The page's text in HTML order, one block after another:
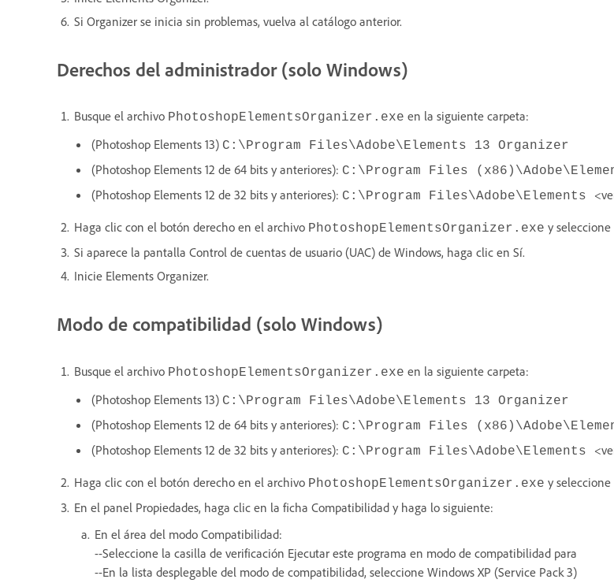
Si Organizer se inicia sin problemas, vuelva al catálogo anterior.
Derechos del administrador (solo Windows)
Busque el archivo PhotoshopElementsOrganizer.exe en la siguiente carpeta:
(Photoshop Elements 13) C:\Program Files\Adobe\Elements 13 Organizer
(Photoshop Elements 12 de 64 bits y anteriores): C:\Program Files
(Photoshop Elements 12 de 32 bits y anteriores): C:\Program Files\Adobe\Elements
Haga clic con el botón derecho en el archivo PhotoshopElementsOrganizer.exe y
Si aparece la pantalla Control de cuentas de usuario (UAC) de Windows, haga clic en Sí.
Inicie Elements Organizer.
Modo de compatibilidad (solo Windows)
Busque el archivo PhotoshopElementsOrganizer.exe en la siguiente carpeta:
(Photoshop Elements 13) C:\Program Files\Adobe\Elements 13 Organizer
(Photoshop Elements 12 de 64 bits y anteriores): C:\Program Files
(Photoshop Elements 12 de 32 bits y anteriores): C:\Program Files\Adobe\Elements
Haga clic con el botón derecho en el archivo PhotoshopElementsOrganizer.exe y seleccione
En el panel Propiedades, haga clic en la ficha Compatibilidad y haga lo siguiente:
En el área del modo Compatibilidad:
--Seleccione la casilla de verificación Ejecutar este programa en modo de compatibilidad para
--En la lista desplegable del modo de compatibilidad, seleccione Windows XP (Service Pack 3)